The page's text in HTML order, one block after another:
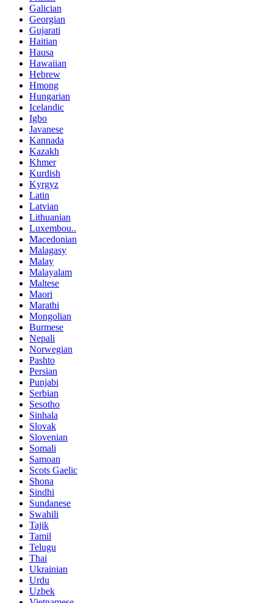
Galician
Georgian
Gujarati
Haitian
Hausa
Hawaiian
Hebrew
Hmong
Hungarian
Icelandic
Igbo
Javanese
Kannada
Kazakh
Khmer
Kurdish
Kyrgyz
Latin
Latvian
Lithuanian
Luxembou..
Macedonian
Malagasy
Malay
Malayalam
Maltese
Maori
Marathi
Mongolian
Burmese
Nepali
Norwegian
Pashto
Persian
Punjabi
Serbian
Sesotho
Sinhala
Slovak
Slovenian
Somali
Samoan
Scots Gaelic
Shona
Sindhi
Sundanese
Swahili
Tajik
Tamil
Telugu
Thai
Ukrainian
Urdu
Uzbek